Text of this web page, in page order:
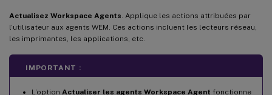
Actualisez Workspace Agents . Applique les actions attribuées par
l’utilisateur aux agents WEM. Ces actions incluent les lecteurs réseau,
les imprimantes, les applications, etc.
IMPORTANT :
L’option Actualiser les agents Workspace Agent fonctionne